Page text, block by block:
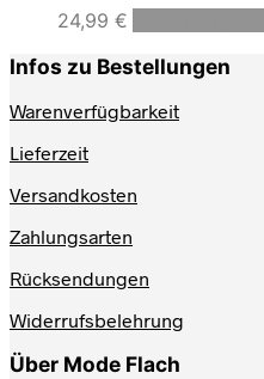
24,99 €
Infos zu Bestellungen
Warenverfügbarkeit
Lieferzeit
Versandkosten
Zahlungsarten
Rücksendungen
Widerrufsbelehrung
Über Mode Flach